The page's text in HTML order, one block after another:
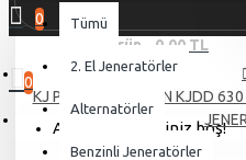
0
0 ürün - 0,00 TL
0
Alışveriş sepetiniz boş!
Tümü
2. El Jeneratörler
Alternatörler
Benzinli Jeneratörler
KJ POWER DOOSAN KJDD